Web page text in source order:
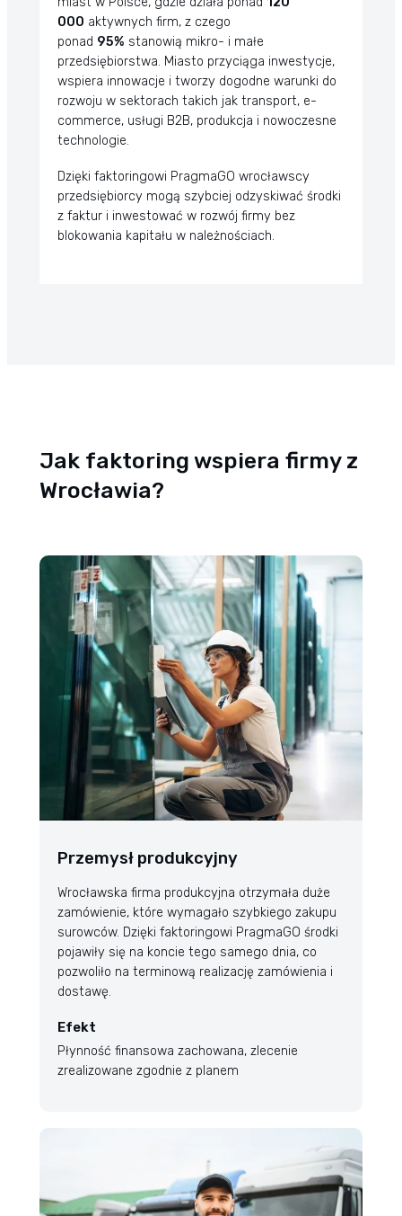
000 aktywnych firm, z czego
ponad 95% stanowią mikro- i małe
przedsiębiorstwa. Miasto przyciąga inwestycje,
wspiera innowacje i tworzy dogodne warunki do
rozwoju w sektorach takich jak transport, e-
commerce, usługi B2B, produkcja i nowoczesne
technologie.
Dzięki faktoringowi PragmaGO wrocławscy
przedsiębiorcy mogą szybciej odzyskiwać środki
z faktur i inwestować w rozwój firmy bez
blokowania kapitału w należnościach.
Jak faktoring wspiera firmy z
Wrocławia?
Przemysł produkcyjny
Wrocławska firma produkcyjna otrzymała duże
zamówienie, które wymagało szybkiego zakupu
surowców. Dzięki faktoringowi PragmaGO środki
pojawiły się na koncie tego samego dnia, co
pozwoliło na terminową realizację zamówienia i
dostawę.
Efekt
Płynność finansowa zachowana, zlecenie
zrealizowane zgodnie z planem